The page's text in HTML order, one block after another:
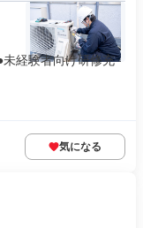
経験者向け研修充
気になる